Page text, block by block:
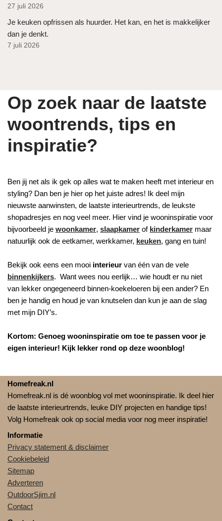
27 juli 2026
Je keuken opfrissen als huurder. Het kan, en het is makkelijker
dan je denkt.
7 juli 2026
Op zoek naar de laatste
woontrends, tips en
inspiratie?
Ben jij net als ik gek op alles wat te maken heeft met interieur en
styling? Dan ben je hier op het juiste adres! Ik deel mijn
nieuwste aanwinsten, de laatste interieurtrends, de leukste
shopadresjes en nog veel meer. Hier vind je wooninspiratie voor
bijvoorbeeld je woonkamer, slaapkamer of kinderkamer maar
natuurlijk ook de eetkamer, werkkamer, keuken, gang en tuin!
Bekijk ook eens een mooi interieur van één van de vele
binnenkijkers. Want wees nou eerlijk… wie houdt er nu niet
van lekker ongegeneerd binnen-koekeloeren bij een ander? En
ben je handig en houd je van knutselen dan kun je aan de slag
met mijn DIY’s.
Kortom: Genoeg wooninspiratie om toe te passen voor je
eigen interieur! Kijk lekker rond op deze woonblog!
Homefreak.nl
Homefreak.nl is dé woonblog vol met wooninspiratie. Ik deel hier
de laatste interieurtrends, leuke DIY projecten en handige tips!
Volg Homefreak ook op social media voor nog meer inspiratie!
Informatie
Privacy statement & disclaimer
Cookiebeleid
Sitemap
Adverteren
OutdoorSjim.nl
Contact